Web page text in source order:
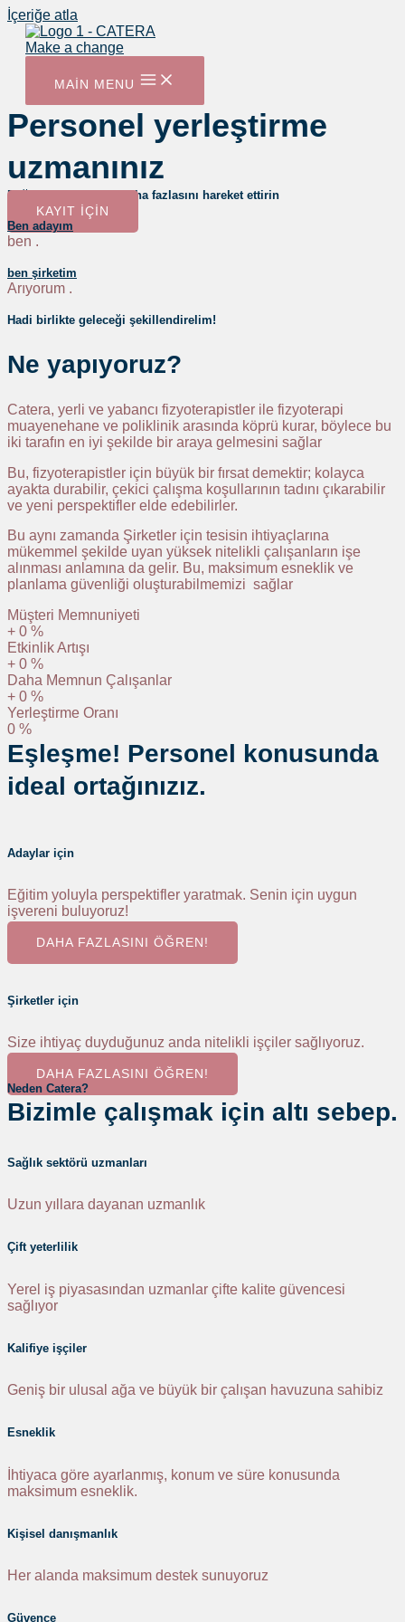
İçeriğe atla
MAIN MENU
Personel yerleştirme
uzmanınız
Bağlar ve kaslardan daha fazlasını hareket ettirin
KAYIT IÇIN
Ben adayım
ben .
ben şirketim
Arıyorum .
Hadi birlikte geleceği şekillendirelim!
Ne yapıyoruz?
Catera, yerli ve yabancı fizyoterapistler ile fizyoterapi
muayenehane ve poliklinik arasında köprü kurar, böylece bu
iki tarafın en iyi şekilde bir araya gelmesini sağlar
Bu, fizyoterapistler için büyük bir fırsat demektir; kolayca
ayakta durabilir, çekici çalışma koşullarının tadını çıkarabilir
ve yeni perspektifler elde edebilirler.
Bu aynı zamanda Şirketler için tesisin ihtiyaçlarına
mükemmel şekilde uyan yüksek nitelikli çalışanların işe
alınması anlamına da gelir. Bu, maksimum esneklik ve
planlama güvenliği oluşturabilmemizi sağlar
Müşteri Memnuniyeti
+ 0 %
Etkinlik Artışı
+ 0 %
Daha Memnun Çalışanlar
+ 0 %
Yerleştirme Oranı
0 %
Eşleşme! Personel konusunda
ideal ortağınızız.
Adaylar için
Eğitim yoluyla perspektifler yaratmak. Senin için uygun
işvereni buluyoruz!
DAHA FAZLASINI ÖĞREN!
Şirketler için
Size ihtiyaç duyduğunuz anda nitelikli işçiler sağlıyoruz.
DAHA FAZLASINI ÖĞREN!
Neden Catera?
Bizimle çalışmak için altı sebep.
Sağlık sektörü uzmanları
Uzun yıllara dayanan uzmanlık
Çift yeterlilik
Yerel iş piyasasından uzmanlar çifte kalite güvencesi
sağlıyor
Kalifiye işçiler
Geniş bir ulusal ağa ve büyük bir çalışan havuzuna sahibiz
Esneklik
İhtiyaca göre ayarlanmış, konum ve süre konusunda
maksimum esneklik.
Kişisel danışmanlık
Her alanda maksimum destek sunuyoruz
Güvence